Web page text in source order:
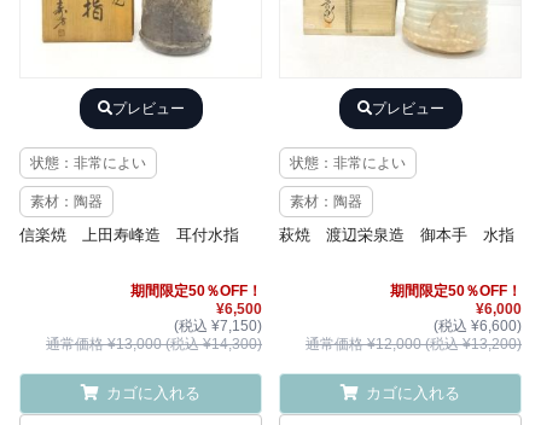
プレビュー
状態：非常によい
素材：陶器
信楽焼 上田寿峰造 耳付水指
期間限定50％OFF！
¥6,500
(税込 ¥7,150)
通常価格 ¥13,000 (税込 ¥14,300)
カゴに入れる
プレビュー
状態：非常によい
素材：陶器
萩焼 渡辺栄泉造 御本手 水指
期間限定50％OFF！
¥6,000
(税込 ¥6,600)
通常価格 ¥12,000 (税込 ¥13,200)
カゴに入れる